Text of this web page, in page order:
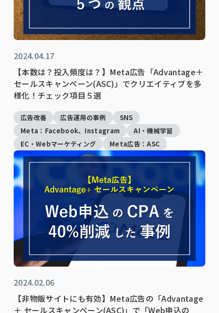
2024.04.17
【本数は？投入頻度は？】Meta広告「Advantage＋
セールスキャンペーン(ASC)」でクリエイティブを多
様化！チェック項目５選
広告改善 広告運用の事例
SNS
Meta：Facebook、Instagram
AI・機械学習
EC・Webマーケティング
Meta広告：ASC
2024.02.06
【非物販サイトにも有効】Meta広告の「Advantage
＋ セールスキャンペーン(ASC)」で「Web申込の